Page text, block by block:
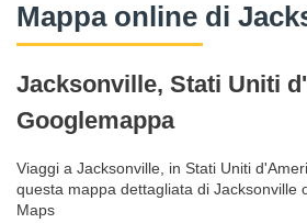
Mappa online di
Jacksonville, Stati Uniti
Googlemappa
Viaggi a Jacksonville, in Stati Uniti
questa mappa dettagliata di Jacksonville
Maps